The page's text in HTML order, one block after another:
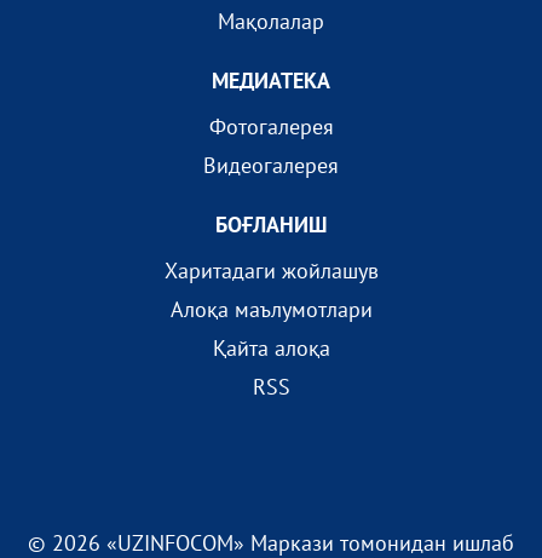
Мақолалар
МEДИАТEКА
Фотогалерея
Видеогалерея
БОҒЛАНИШ
Харитадаги жойлашув
Алоқа маълумотлари
Қайта алоқа
RSS
© 2026 «UZINFOCOM» Маркази томонидан ишлаб